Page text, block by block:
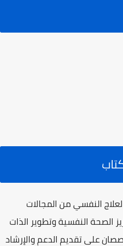
النفسي من المجالات
الصحة النفسية وتطوير الذات
على تقديم الدعم والإرشاد